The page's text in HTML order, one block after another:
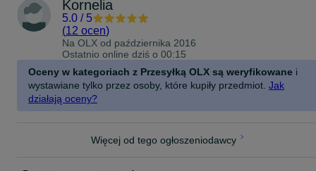
Liczba żarówek
Żarówka w komplecie Tak (energoosczędne)
Moc wejściowa źródła
Maksymalna moc wejściowa źródła
12 W
Maksymalna moc wejściowa światła 12 W
Średnica 108 mm
Otwór montażowy 95 mm
Kornelia
5.0 / 5
(12 ocen)
Na OLX od października 2016
Ostatnio online dziś o 00:15
Oceny w kategoriach z Przesyłką OLX są weryfikowane i
wystawiane tylko przez osoby, które kupiły przedmiot. Jak
działają oceny?
Więcej od tego ogłoszeniodawcy